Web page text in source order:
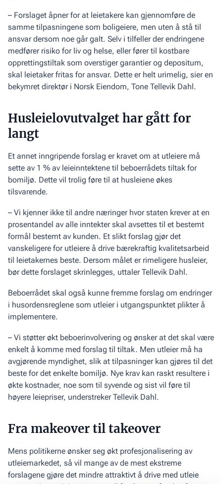
– Forslaget åpner for at leietakere kan gjennomføre de
samme tilpasningene som boligeiere, men uten å stå til
ansvar dersom noe går galt. Selv i tilfeller der endringene
medfører risiko for liv og helse, eller fører til kostbare
opprettingstiltak som overstiger garantier og depositum,
skal leietaker fritas for ansvar. Dette er helt urimelig, sier en
bekymret direktør i Norsk Eiendom, Tone Tellevik Dahl.
Husleielovutvalget har gått for
langt
Et annet inngripende forslag er kravet om at utleiere må
sette av 1 % av leieinntektene til beboerrådets tiltak for
bomiljø. Dette vil trolig føre til at husleiene økes
tilsvarende.
– Vi kjenner ikke til andre næringer hvor staten krever at en
prosentandel av alle inntekter skal avsettes til et bestemt
formål bestemt av kunden. Et slikt forslag gjør det
vanskeligere for utleiere å drive bærekraftig kvalitetsarbeid
til leietakernes beste. Dersom målet er rimeligere husleier,
bør dette forslaget skrinlegges, uttaler Tellevik Dahl.
Beboerrådet skal også kunne fremme forslag om endringer
i husordensreglene som utleier i utgangspunktet plikter å
implementere.
– Vi støtter økt beboerinvolvering og ønsker at det skal være
enkelt å komme med forslag til tiltak. Men utleier må ha
avgjørende myndighet, slik at tilpasninger kan gjøres til det
beste for det enkelte bomiljø. Nye krav kan raskt resultere i
økte kostnader, noe som til syvende og sist vil føre til
høyere leiepriser, understreker Tellevik Dahl.
Fra makeover til takeover
Mens politikerne ønsker seg økt profesjonalisering av
utleiemarkedet, så vil mange av de mest ekstreme
forslagene gjøre det mindre attraktivt å drive med utleie